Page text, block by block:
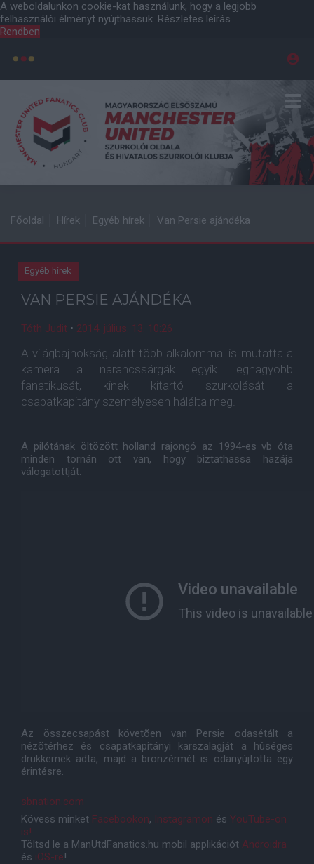
A weboldalunkon cookie-kat használunk, hogy a legjobb
felhasználói élményt nyújthassuk. Részletes leírás
Rendben
Főoldal Hírek Egyéb hírek Van Persie ajándéka
Egyéb hírek
VAN PERSIE AJÁNDÉKA
Tóth Judit • 2014. július. 13. 10:26
A világbajnokság alatt több alkalommal is mutatta a
kamera a narancssárgák egyik legnagyobb
fanatikusát, kinek kitartó szurkolását a
csapatkapitány személyesen hálálta meg.
A pilótának öltözött holland rajongó az 1994-es vb óta
minden tornán ott van, hogy biztathassa hazája
válogatottját.
Az összecsapást követõen van Persie odasétált a
nézõtérhez és csapatkapitányi karszalagját a hûséges
drukkernek adta, majd a bronzérmét is odanyújtotta egy
érintésre.
sbnation.com
Kövess minket Facebookon, Instagramon és YouTube-on
is!
Töltsd le a ManUtdFanatics.hu mobil applikációt Androidra
és iOS-re!